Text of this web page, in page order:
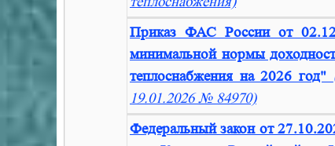
Приказ ФАС России от
минимальной нормы
теплоснабжения на 2026 год"
19.01.2026 № 84970)
Федеральный закон от